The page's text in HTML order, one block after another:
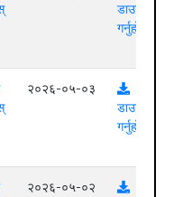
डाउनलोड
गर्नुहोस्
२०२६-०५-०३
डाउनलोड
गर्नुहोस्
२०२६-०५-०२